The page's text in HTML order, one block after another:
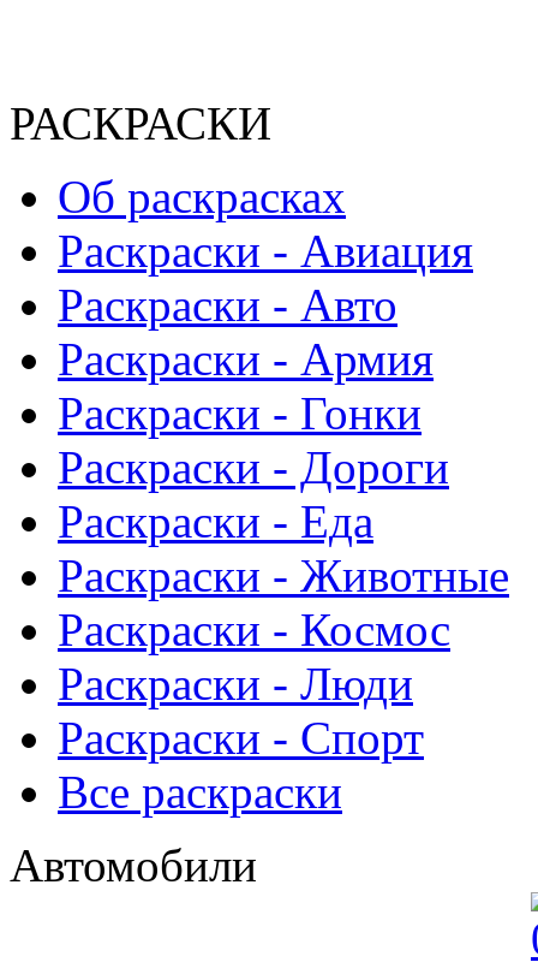
РАСКРАСКИ
Об раскрасках
Раскраски - Авиация
Раскраски - Авто
Раскраски - Армия
Раскраски - Гонки
Раскраски - Дороги
Раскраски - Еда
Раскраски - Животныe
Раскраски - Космос
Раскраски - Люди
Раскраски - Спорт
Все раскраски
Автомобили